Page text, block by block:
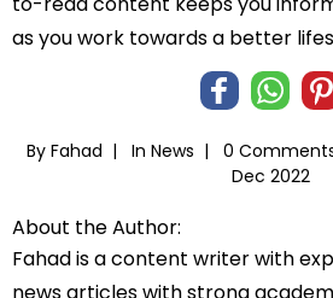
as you work towards a better
By Fahad | In News | 0
Dec 2022
About the Author:
Fahad is a content writer with
news articles with strong